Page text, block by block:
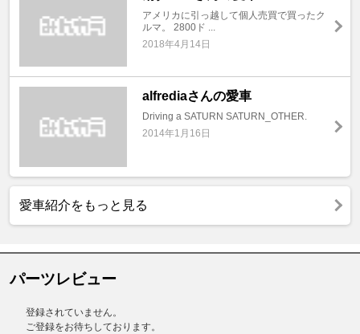
アメリカに引っ越して個人売買で買ったク
ルマ。 2800ド ...
2018年4月14日
alfrediaさんの愛車
Driving a SATURN SATURN_OTHER.
2014年1月16日
愛車紹介をもっと見る
パーツレビュー
登録されていません。
ご登録をお待ちしております。